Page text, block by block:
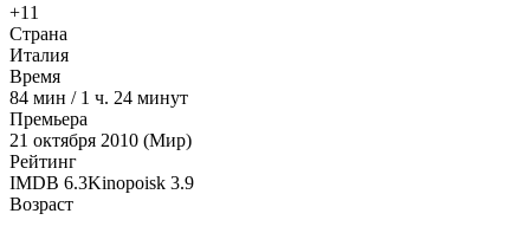
+11
Страна
Италия
Время
84 мин / 1 ч. 24 минут
Премьера
21 октября 2010 (Мир)
Рейтинг
IMDB 6.3Kinopoisk 3.9
Возраст